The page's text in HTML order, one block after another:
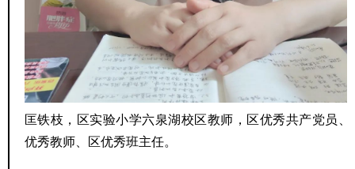
匡铁枝，区实验小学六泉湖校区教师，区优秀共产党员、
优秀教师、区优秀班主任。